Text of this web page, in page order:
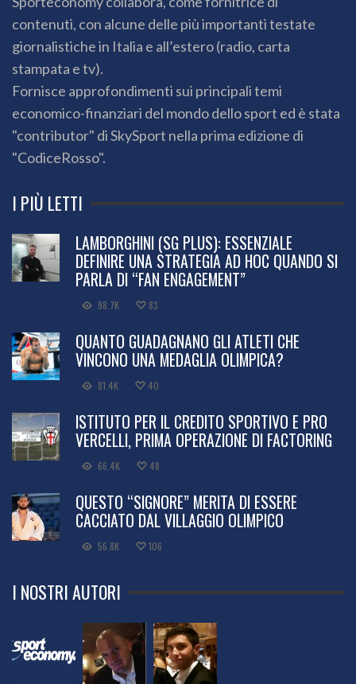
contenuti, con alcune delle più importanti testate
giornalistiche in Italia e all’estero (radio, carta
stampata e tv).
Fornisce approfondimenti sui principali temi
economico-finanziari del mondo dello sport ed è stata
"contributor" di SkySport nella prima edizione di
"CodiceRosso".
I PIÙ LETTI
LAMBORGHINI (SG PLUS): ESSENZIALE
DEFINIRE UNA STRATEGIA AD HOC QUANDO SI
PARLA DI “FAN ENGAGEMENT”
98.7K 83
QUANTO GUADAGNANO GLI ATLETI CHE
VINCONO UNA MEDAGLIA OLIMPICA?
81.4K 40
ISTITUTO PER IL CREDITO SPORTIVO E PRO
VERCELLI, PRIMA OPERAZIONE DI FACTORING
66.4K 48
QUESTO “SIGNORE” MERITA DI ESSERE
CACCIATO DAL VILLAGGIO OLIMPICO
56.8K 106
I NOSTRI AUTORI